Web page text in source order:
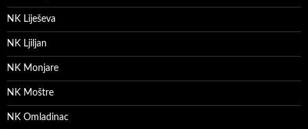
NK Liješeva
NK Ljiljan
NK Monjare
NK Moštre
NK Omladinac